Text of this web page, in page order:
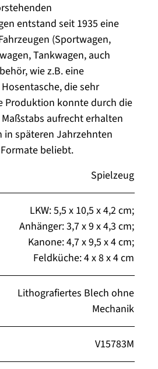
entstand seit 1935 eine
(Sportwagen,
Tankwagen, auch
wie z.B. eine
die sehr
Produktion konnte durch die
aufrecht erhalten
in späteren Jahrzehnten
beliebt.
Spielzeug
LKW: 5,5 x 10,5 x 4,2 cm;
Anhänger: 3,7 x 9 x 4,3 cm;
Kanone: 4,7 x 9,5 x 4 cm;
Feldküche: 4 x 8 x 4 cm
Lithografiertes Blech ohne
Mechanik
V15783M